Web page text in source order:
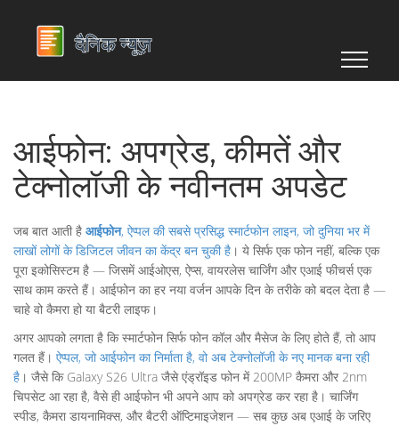
आईफोन: अपग्रेड, कीमतें और
टेक्नोलॉजी के नवीनतम अपडेट
जब बात आती है आईफोन, ऐप्पल की सबसे प्रसिद्ध स्मार्टफोन लाइन, जो दुनिया भर में
लाखों लोगों के डिजिटल जीवन का केंद्र बन चुकी है । ये सिर्फ एक फोन नहीं, बल्कि एक
पूरा इकोसिस्टम है — जिसमें आईओएस, ऐप्स, वायरलेस चार्जिंग और एआई फीचर्स एक
साथ काम करते हैं। आईफोन का हर नया वर्जन आपके दिन के तरीके को बदल देता है —
चाहे वो कैमरा हो या बैटरी लाइफ।
अगर आपको लगता है कि स्मार्टफोन सिर्फ फोन कॉल और मैसेज के लिए होते हैं, तो आप
गलत हैं। ऐप्पल, जो आईफोन का निर्माता है, वो अब टेक्नोलॉजी के नए मानक बना रही
है । जैसे कि Galaxy S26 Ultra जैसे एंड्रॉइड फोन में 200MP कैमरा और 2nm
चिपसेट आ रहा है, वैसे ही आईफोन भी अपने आप को अपग्रेड कर रहा है। चार्जिंग
स्पीड, कैमरा डायनामिक्स, और बैटरी ऑप्टिमाइजेशन — सब कुछ अब एआई के जरिए